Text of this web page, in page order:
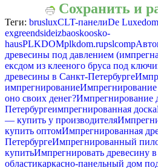
Сохранить и
Теги: brusluxCLT-панелиDe Luxe
exgreendsideizbaoskoosko-
hausPLKDOMplkdom.rupslcomp
древесины под давлением
ексдом из клееного бруса под ключ
древесины в Санкт-Петербурге
импрегнирование
оно своих денег?Импрегнирование
Петербургеимпрегнированная доска
— купить у производителя
купить оптомИмпрегнированная
ПетербургеИмпрегнированный
купитьИмпрегнировать древесину
областикаркасно-панельный дом